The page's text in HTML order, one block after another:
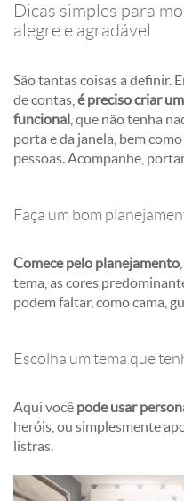
Dicas simples para
alegre e agradável
São tantas coisas a definir.
de contas, é preciso criar
funcional , que não tenha
porta e da janela, bem
pessoas. Acompanhe,
Faça um bom
Comece pelo planejamento
tema, as cores
podem faltar, como cama,
Escolha um tema que
Aqui você pode usar
heróis, ou simplesmente
listras.